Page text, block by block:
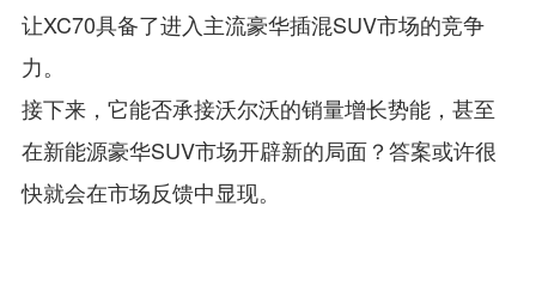
让XC70具备了进入主流豪华插混SUV市场的竞争
力。
接下来，它能否承接沃尔沃的销量增长势能，甚至
在新能源豪华SUV市场开辟新的局面？答案或许很
快就会在市场反馈中显现。